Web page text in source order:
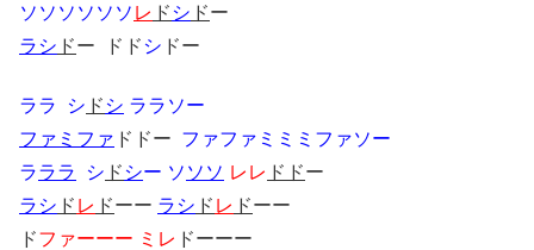
ソソソソソソ レ ド シ ドー
ラシ ドー ドド シ ドー
ララ シ ド シ ララソー
ファミファ ドドー ファファミミミファソー
ラララ シ ド シー ソ ソソ レレ ドドー
ラシ ド レ ドーー ラシ ド レ ドーー
ドファーーー ミレ ドーーー